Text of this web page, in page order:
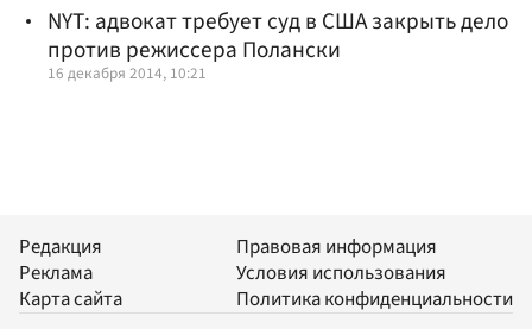
NYT: адвокат требует суд в США закрыть дело
против режиссера Полански
16 декабря 2014, 10:21
Редакция
Реклама
Карта сайта
Правовая информация
Условия использования
Политика конфиденциальности